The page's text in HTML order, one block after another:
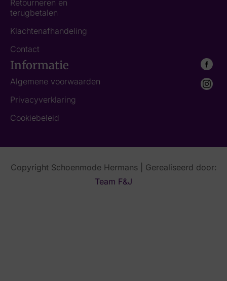
Retourneren en
terugbetalen
Klachtenafhandeling
Contact
Informatie
Algemene voorwaarden
Privacyverklaring
Cookiebeleid
Copyright Schoenmode Hermans | Gerealiseerd door:
Team F&J